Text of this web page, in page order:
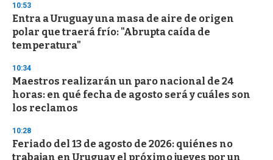
d
s
o
f
3
s
e
c
o
n
10:53
Entra a Uruguay una masa de aire de origen
polar que traerá frío: "Abrupta caída de
temperatura"
10:34
Maestros realizarán un paro nacional de 24
horas: en qué fecha de agosto será y cuáles son
los reclamos
10:28
Feriado del 13 de agosto de 2026: quiénes no
trabajan en Uruguay el próximo jueves por un